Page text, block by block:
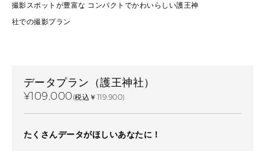
撮影スポットが豊富な コンパクトでかわいらしい護王神
社での撮影プラン
データプラン（護王神社）
¥109,000(税込￥119,900)
たくさんデータがほしいあなたに！